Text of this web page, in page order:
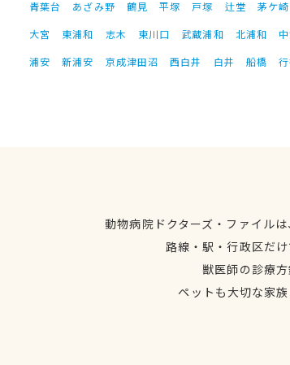
青葉台 あざみ野 鶴見 平塚 戸塚 辻堂 茅ケ崎
大宮 東浦和 志木 東川口 武蔵浦和 北浦和
浦安 新浦安 京成津田沼 西白井 白井 船橋
動物病院ドクターズ・ファイル
路線・駅・行政区だ
獣医師の診療
ペットも大切な家